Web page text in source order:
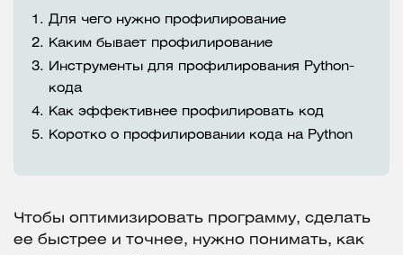
1. Для чего нужно профилирование
2.
Каким бывает профилирование
3.
Инструменты для профилирования Python-
кода
4.
Как эффективнее профилировать код
5.
Коротко о профилировании кода на Python
Чтобы оптимизировать программу, сделать
ее быстрее и точнее, нужно понимать, как